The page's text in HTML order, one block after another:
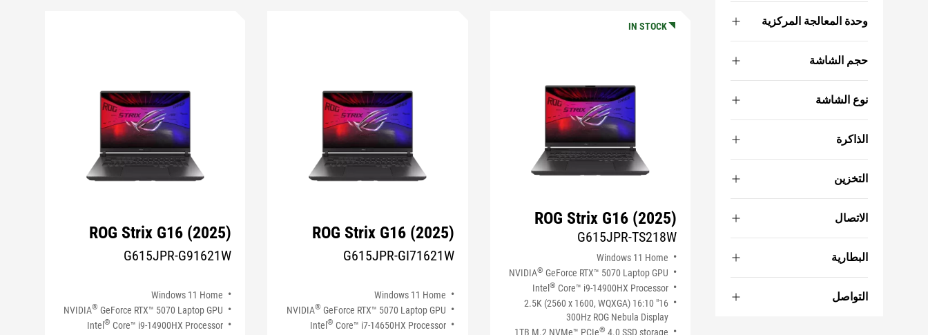
وحدة المعالجة المركزية
حجم الشاشة
نوع الشاشة
الذاكرة
التخزين
الاتصال
البطارية
التواصل
IN STOCK
ROG Strix G16 (2025)
G615JPR-TS218W
Windows 11 Home
NVIDIA® GeForce RTX™ 5070 Laptop GPU
Intel® Core™ i9-14900HX Processor
16" 2.5K (2560 x 1600, WQXGA) 16:10
300Hz ROG Nebula Display
1TB M.2 NVMe™ PCIe® 4.0 SSD storage
ROG Strix G16 (2025)
G615JPR-GI71621W
Windows 11 Home
NVIDIA® GeForce RTX™ 5070 Laptop GPU
Intel ® Core™ i7-14650HX Processor
ROG Strix G16 (2025)
G615JPR-G91621W
Windows 11 Home
NVIDIA® GeForce RTX™ 5070 Laptop GPU
Intel® Core™ i9-14900HX Processor